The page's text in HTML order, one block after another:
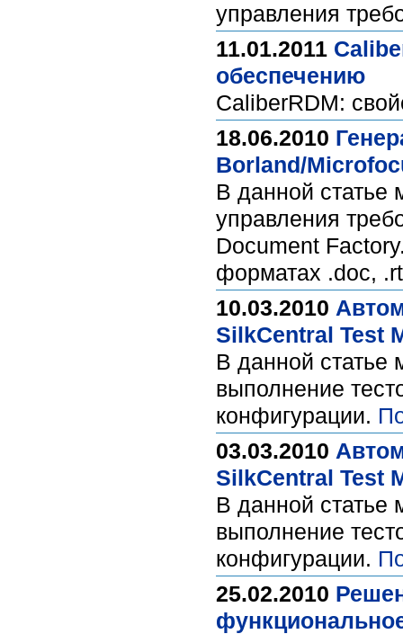
управления
11.01.2011
обеспечению
CaliberRDM:
18.06.2010
Borland/
В данной статье
управления
Document
форматах .doc,
10.03.2010
SilkCentral Test
В данной статье
выполнение
конфигурации.
03.03.2010
SilkCentral Test
В данной статье
выполнение
конфигурации.
25.02.2010